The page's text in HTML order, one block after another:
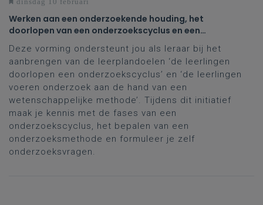
Werken aan een onderzoekende houding, het
doorlopen van een onderzoekscyclus en een
domein STEM
Deze vorming ondersteunt jou als leraar bij het
aanbrengen van de leerplandoelen ‘de leerlingen
doorlopen een onderzoekscyclus’ en ‘de leerlingen
voeren onderzoek aan de hand van een
wetenschappelijke methode’. Tijdens dit initiatief
maak je kennis met de fases van een
onderzoekscyclus, het bepalen van een
onderzoeksmethode en formuleer je zelf
onderzoeksvragen.